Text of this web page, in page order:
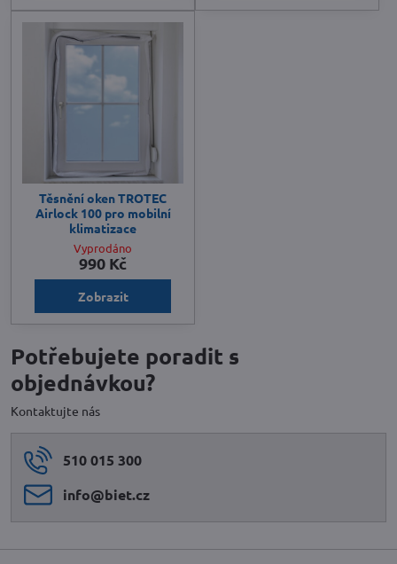
Těsnění oken TROTEC
Airlock 100 pro mobilní
klimatizace
Vyprodáno
990 Kč
Zobrazit
Potřebujete poradit s
objednávkou?
Kontaktujte nás
510 015 300
info​@biet​.cz